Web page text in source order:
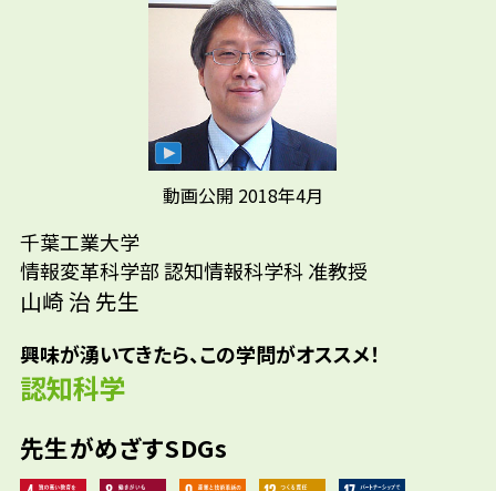
動画公開 2018年4月
千葉工業大学
情報変革科学部 認知情報科学科 准教授
山崎 治 先生
興味が湧いてきたら、この学問がオススメ！
認知科学
先生がめざすSDGs
通りあると言われているそうです。人の心理を
考えるのが得意だから学びたいというパターン
と、逆に苦手だからその欠点を補うために学
ぼうとするパターンです。私は、後者でした。
大学では情報系の学部で学び、人間の創造性
や発想を支援するためのシステム作りに関わ
っていましたが、どうしてそのシステムを使う
と発想がうまくいくのかということに興味を
抱きました。それを知るためには、人間はど
ういうものの考え方をするのか、を知る必要
だのです。
先輩たちはどんな仕事に携わって
ＩＴ企業システムエンジニア/Webデザイナー/